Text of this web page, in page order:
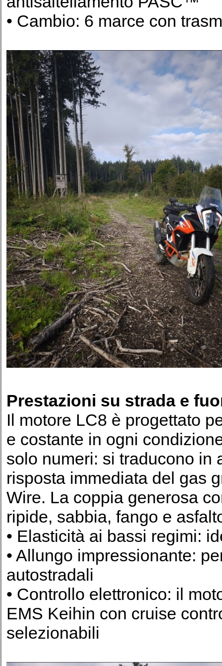
• Cambio: 6 marce con
Prestazioni su strada e
Il motore LC8 è progettato
e costante in ogni
solo numeri: si traducono in
risposta immediata del gas
Wire. La coppia generosa
ripide, sabbia, fango e
• Elasticità ai bassi regimi:
• Allungo impressionante:
autostradali
• Controllo elettronico: il
EMS Keihin con cruise
selezionabili